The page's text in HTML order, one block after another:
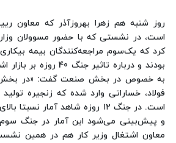
روز شنبه هم زهرا بهروزآذر که معاون
است، در نشستی که با حضور مسوولان
بودند و درباره تاثیر جنگ
به خصوص در بخش صنعت گفت: «در بخش
فولاد، خساراتی وارد شده که زنجیره تولید
است. در جنگ ۱۲ روزه شاهد آمار
و پیش‌بینی می‌شود این آمار در جنگ سوم
معاون اشتغال وزیر کار هم در همین